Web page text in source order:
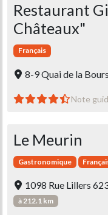
Restaurant
Châteaux"
Français
8-9 Quai de la
Note
Le Meurin
Gastronomique
1098 Rue Lillers
à 212.1 km